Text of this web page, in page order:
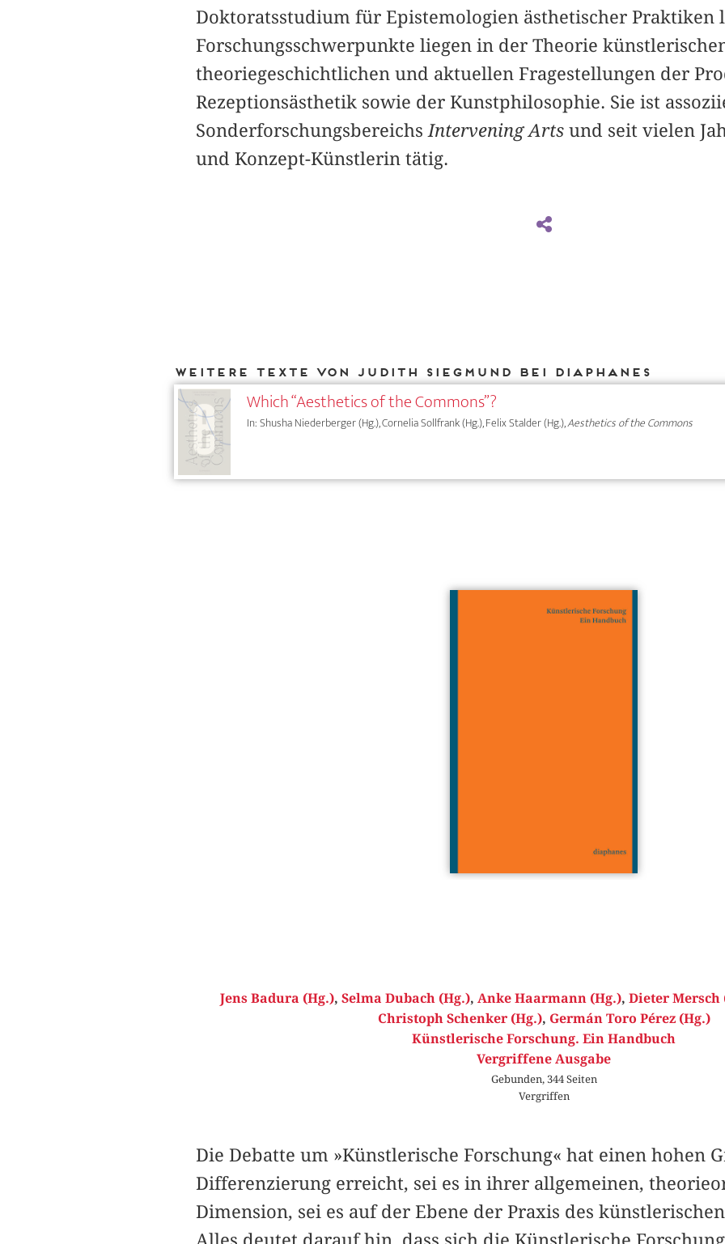
Doktoratsstudium für Epistemologien ästhetischer Praktiken
Forschungsschwerpunkte liegen in der Theorie
theoriegeschichtlichen und aktuellen Fragestellungen der
Rezeptionsästhetik sowie der Kunstphilosophie. Sie ist
Sonderforschungsbereichs Intervening Artsund seit vielen
und Konzept-Künstlerin tätig.
Weitere Texte von Judith Siegmund bei DIAPHANES
Which “Aesthetics of the Commons”?
In: Shusha Niederberger (Hg.), Cornelia Sollfrank (Hg.), Felix Stalder (Hg.),Aesthetics of the Commons
Jens Badura (Hg.), Selma Dubach (Hg.), Anke Haarmann (Hg.), Dieter Mersch
Christoph Schenker (Hg.), Germán Toro Pérez (Hg.)
Künstlerische Forschung. Ein Handbuch
Vergriffene Ausgabe
Gebunden, 344 Seiten
Vergriffen
Die Debatte um »Künstlerische Forschung« hat einen hohen
Differenzierung erreicht, sei es in ihrer allgemeinen,
Dimension, sei es auf der Ebene der Praxis des